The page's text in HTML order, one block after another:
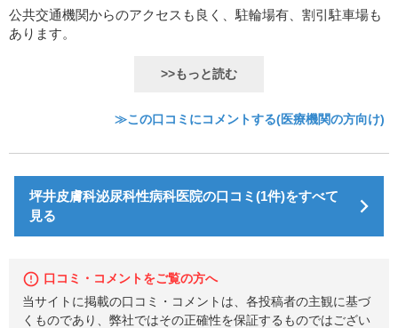
公共交通機関からのアクセスも良く、駐輪場有、割引駐車場も
あります。
>>もっと読む
≫この口コミにコメントする(医療機関の方向け)
坪井皮膚科泌尿科性病科医院の口コミ(1件)をすべて
見る
口コミ・コメントをご覧の方へ
当サイトに掲載の口コミ・コメントは、各投稿者の主観に基づ
くものであり、弊社ではその正確性を保証するものではござい